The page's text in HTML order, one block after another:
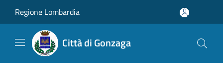
Regione Lombardia
Città di Gonzaga